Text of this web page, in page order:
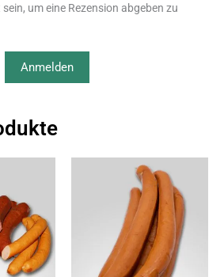
um eine Rezension abgeben zu
Anmelden